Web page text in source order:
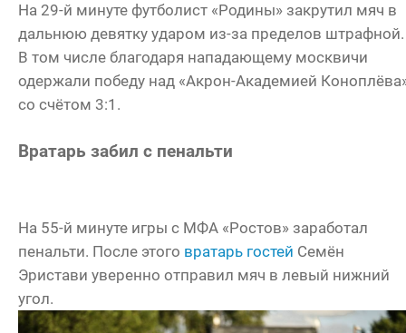
На 29-й минуте футболист «Родины» закрутил мяч в
дальнюю девятку ударом из-за пределов штрафной.
В том числе благодаря нападающему москвичи
одержали победу над «Акрон-Академией
со счётом 3:1.
Вратарь забил с пенальти
На 55-й минуте игры с МФА «Ростов» заработал
пенальти. После этого вратарь гостей Семён
Эристави уверенно отправил мяч в левый нижний
угол.